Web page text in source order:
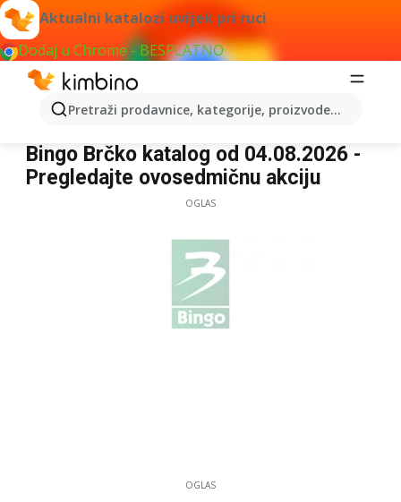
Aktualni katalozi uvijek pri ruci
Dodaj u Chrome - BESPLATNO
Pretraži prodavnice, kategorije, proizvode...
Bingo Brčko
Bingo Brčko katalog od 04.08.2026 -
Pregledajte ovosedmičnu akciju
OGLAS
OGLAS